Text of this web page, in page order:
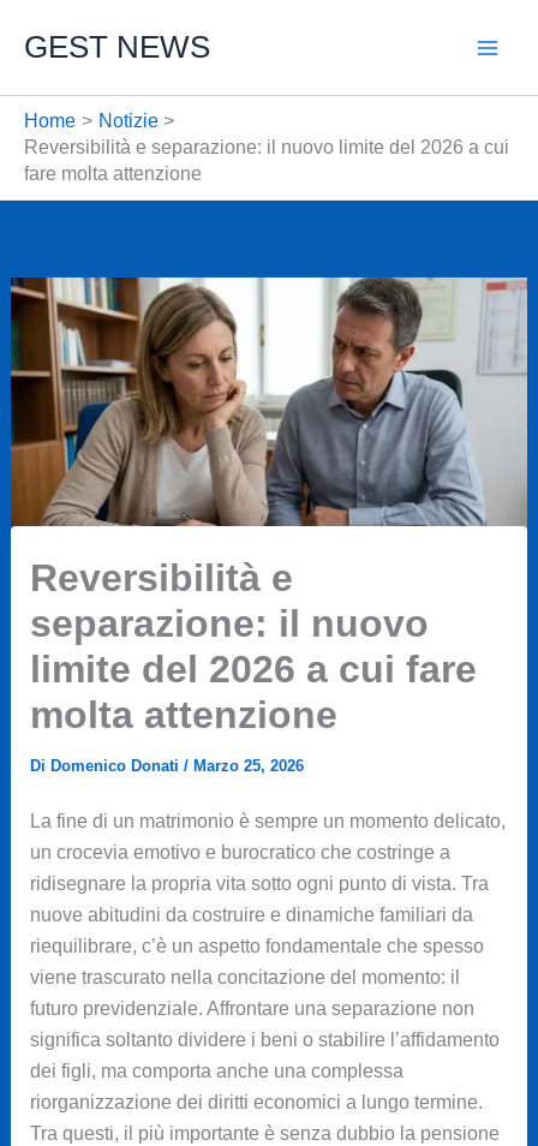
GEST NEWS
Home
Notizie
Reversibilità e separazione: il nuovo limite del 2026 a cui
fare molta attenzione
Reversibilità e
separazione: il nuovo
limite del 2026 a cui fare
molta attenzione
Di Domenico Donati / Marzo 25, 2026
La fine di un matrimonio è sempre un momento delicato,
un crocevia emotivo e burocratico che costringe a
ridisegnare la propria vita sotto ogni punto di vista. Tra
nuove abitudini da costruire e dinamiche familiari da
riequilibrare, c’è un aspetto fondamentale che spesso
viene trascurato nella concitazione del momento: il
futuro previdenziale. Affrontare una separazione non
significa soltanto dividere i beni o stabilire l’affidamento
dei figli, ma comporta anche una complessa
riorganizzazione dei diritti economici a lungo termine.
Tra questi, il più importante è senza dubbio la pensione